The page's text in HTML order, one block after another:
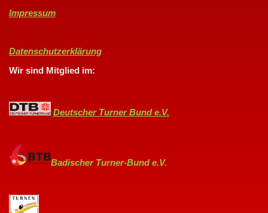
Impressum
Datenschutzerklärung
Wir sind Mitglied im:
Deutscher Turner Bund e.V.
Badischer Turner-Bund e.V.